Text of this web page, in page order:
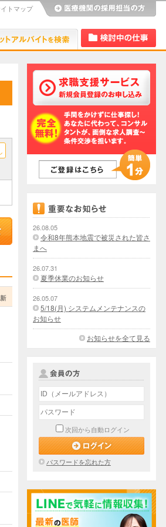
トマップ
Dr.アルなび
26.08.05
令和8年熊本地震で被災された皆さ
まへ
26.07.31
夏季休業のお知らせ
26.05.07
5/18(月) システムメンテナンスの
お知らせ
お知らせを全て見る
次回から自動ログイン
パスワードを忘れた方